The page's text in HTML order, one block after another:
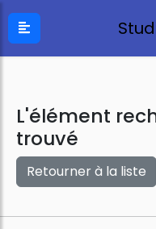
L'élément
trouvé
Retourner à la liste